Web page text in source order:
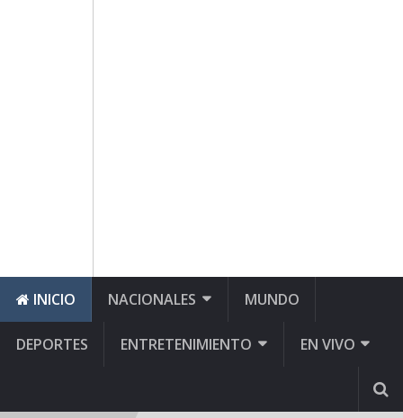
INICIO NACIONALES MUNDO
DEPORTES ENTRETENIMIENTO EN VIVO